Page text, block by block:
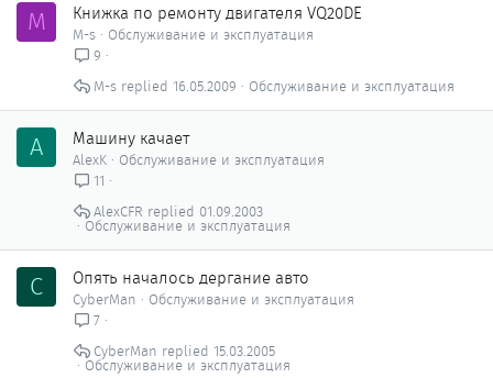
M Книжка по ремонту двигателя VQ20DE
M-s
Обслуживание и эксплуатация
9
Обслуживание и эксплуатация
16.05.2009
M-s
A Машину качает
AlexK
Обслуживание и эксплуатация
11
Обслуживание и эксплуатация
01.09.2003
AlexCFR
C Опять началось дергание авто
CyberMan
Обслуживание и эксплуатация
7
Обслуживание и эксплуатация
15.03.2005
CyberMan